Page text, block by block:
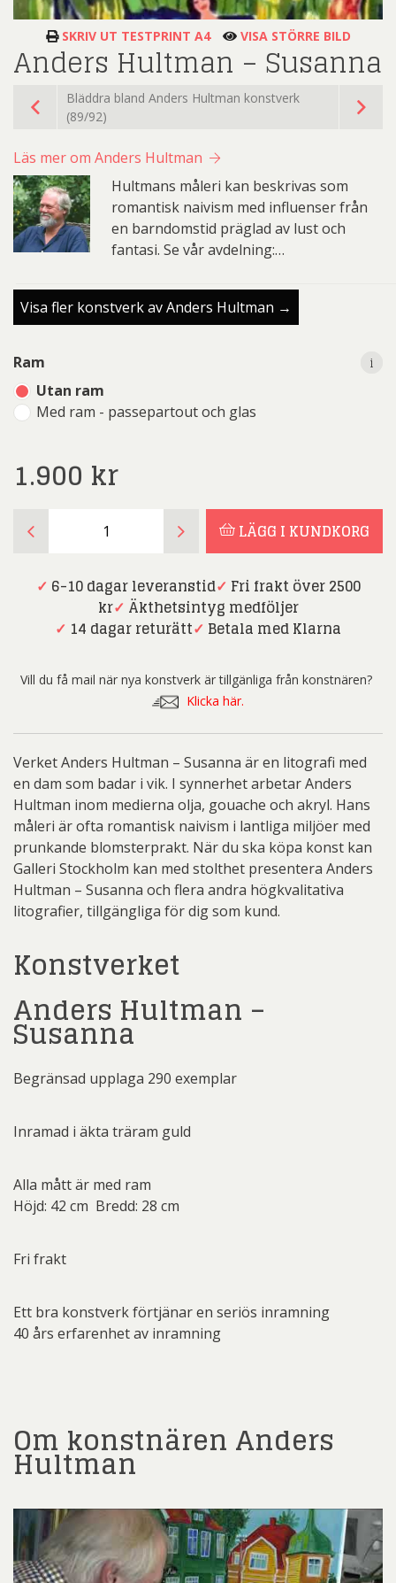
SKRIV UT TESTPRINT A4 VISA STÖRRE BILD
Anders Hultman – Susanna
Bläddra bland Anders Hultman konstverk
(89/92)
Läs mer om Anders Hultman
Hultmans måleri kan beskrivas som
romantisk naivism med influenser från
en barndomstid präglad av lust och
fantasi. Se vår avdelning:…
Visa fler konstverk av Anders Hultman →
Ram
Utan ram
Med ram - passepartout och glas
i
1.900 kr
i
Hultman
Susanna
LÄGG I KUNDKORG
✓ 6-10 dagar leveranstid✓ Fri frakt över 2500
kr✓ Äkthetsintyg medföljer
✓ 14 dagar returätt✓ Betala med Klarna
Vill du få mail när nya konstverk är tillgänliga från konstnären?
Klicka här.
Verket Anders Hultman – Susanna är en litografi med
en dam som badar i vik. I synnerhet arbetar Anders
Hultman inom medierna olja, gouache och akryl. Hans
måleri är ofta romantisk naivism i lantliga miljöer med
prunkande blomsterprakt. När du ska köpa konst kan
Galleri Stockholm kan med stolthet presentera Anders
Hultman – Susanna och flera andra högkvalitativa
litografier, tillgängliga för dig som kund.
Konstverket
Anders Hultman –
Susanna
Begränsad upplaga 290 exemplar
Inramad i äkta träram guld
Alla mått är med ram
Höjd: 42 cm Bredd: 28 cm
Fri frakt
Ett bra konstverk förtjänar en seriös inramning
40 års erfarenhet av inramning
Om konstnären Anders
Hultman